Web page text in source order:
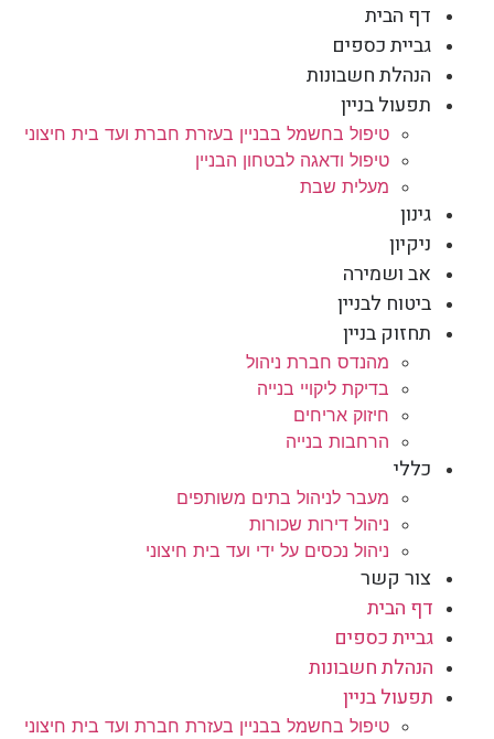
דף הבית
גביית כספים
הנהלת חשבונות
תפעול בניין
טיפול בחשמל בבניין בעזרת חברת ועד בית חיצוני
טיפול ודאגה לבטחון הבניין
מעלית שבת
גינון
ניקיון
אב ושמירה
ביטוח לבניין
תחזוק בניין
מהנדס חברת ניהול
בדיקת ליקויי בנייה
חיזוק אריחים
הרחבות בנייה
כללי
מעבר לניהול בתים משותפים
ניהול דירות שכורות
ניהול נכסים על ידי ועד בית חיצוני
צור קשר
דף הבית
גביית כספים
הנהלת חשבונות
תפעול בניין
טיפול בחשמל בבניין בעזרת חברת ועד בית חיצוני